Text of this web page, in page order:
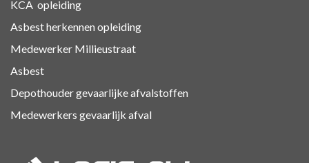
KCA opleiding
Asbest herkennenopleiding
Medewerker Millieustraat
Asbest
Depothouder gevaarlijke afvalstoffen
Medewerkers gevaarlijk afval